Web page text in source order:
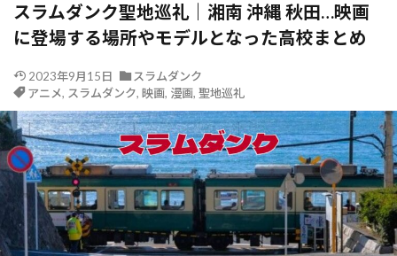
スラムダンク聖地巡礼｜湘南 沖縄 秋田…映画
に登場する場所やモデルとなった高校まとめ
2023年9月15日
スラムダンク
アニメ, スラムダンク, 映画, 漫画, 聖地巡礼